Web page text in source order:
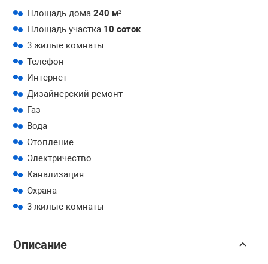
Площадь дома240 м²
Площадь участка 10 соток
3 жилые комнаты
Телефон
Интернет
Дизайнерский ремонт
Газ
Вода
Отопление
Электричество
Канализация
Охрана
3 жилые комнаты
Описание